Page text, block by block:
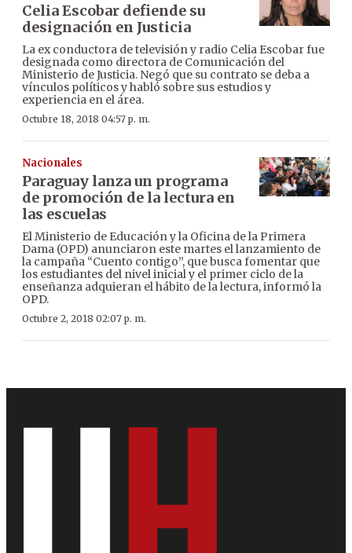
Celia Escobar defiende su
designación en Justicia
La ex conductora de televisión y radio Celia Escobar fue
designada como directora de Comunicación del
Ministerio de Justicia. Negó que su contrato se deba a
vínculos políticos y habló sobre sus estudios y
experiencia en el área.
Octubre 18, 2018 04:57 p. m.
Nacionales
Paraguay lanza un programa
de promoción de la lectura en
las escuelas
El Ministerio de Educación y la Oficina de la Primera
Dama (OPD) anunciaron este martes el lanzamiento de
la campaña “Cuento contigo”, que busca fomentar que
los estudiantes del nivel inicial y el primer ciclo de la
enseñanza adquieran el hábito de la lectura, informó la
OPD.
Octubre 2, 2018 02:07 p. m.